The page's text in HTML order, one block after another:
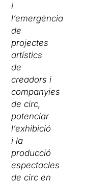
i
l’emergència
de
projectes
artístics
de
creadors i
companyies
de circ,
potenciar
l’exhibició
i la
producció
espectacles
de circ en